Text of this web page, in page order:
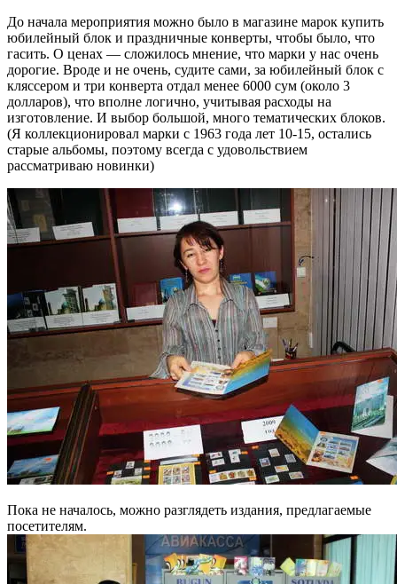
До начала мероприятия можно было в магазине марок купить
юбилейный блок и праздничные конверты, чтобы было, что
гасить. О ценах — сложилось мнение, что марки у нас очень
дорогие. Вроде и не очень, судите сами, за юбилейный блок с
кляссером и три конверта отдал менее 6000 сум (около 3
долларов), что вполне логично, учитывая расходы на
изготовление. И выбор большой, много тематических блоков.
(Я коллекционировал марки с 1963 года лет 10-15, остались
старые альбомы, поэтому всегда с удовольствием
рассматриваю новинки)
Пока не началось, можно разглядеть издания, предлагаемые
посетителям.